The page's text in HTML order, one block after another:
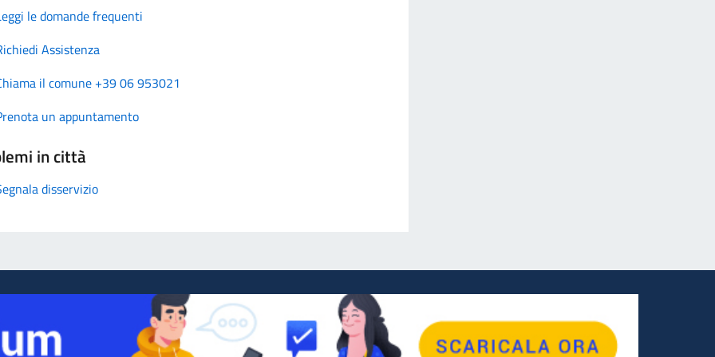
le domande frequenti
Assistenza
il comune +39 06 953021
un appuntamento
in città
disservizio